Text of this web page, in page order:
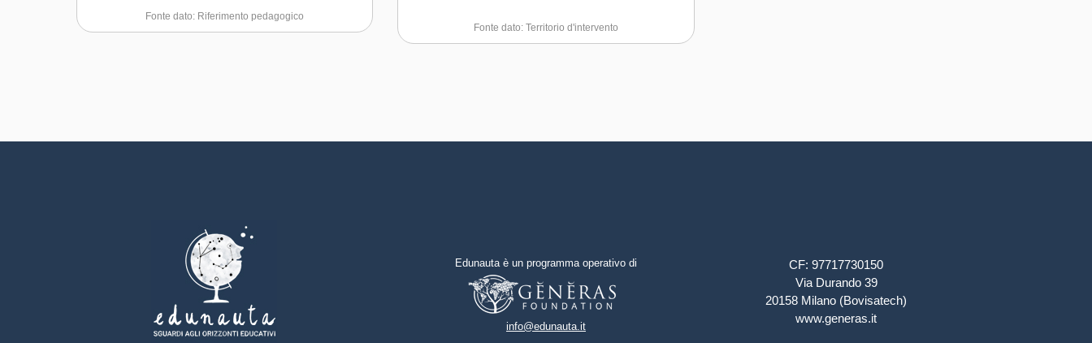
imparziale, senza
mentali, culturali o sociali; LA
CONTINUITÀ: ci impegnano a
ridurre al minimo i disagi
derivanti da interruzioni o
disservizi dovuti a cause di
forza maggiore; LA
PARTECIPAZIONE E LA
Fonte dato: Riferimento pedagogico
Fonte dato: Territorio d'intervento
Edunauta è un programma operativo di
info@edunauta.it
CF: 97717730150
Via Durando 39
20158 Milano (Bovisatech)
www.generas.it